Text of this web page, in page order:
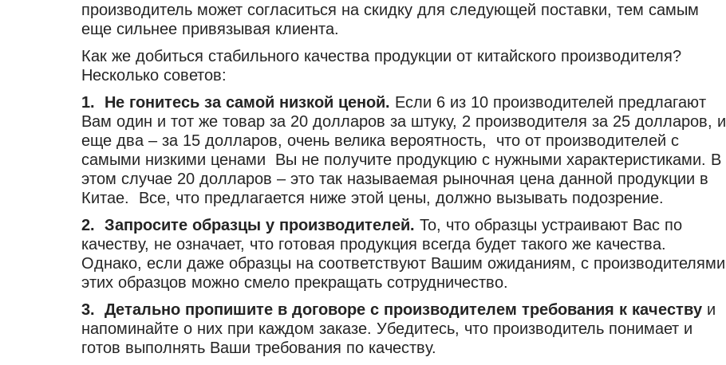
производитель может согласиться на скидку для следующей поставки, тем самым
еще сильнее привязывая клиента.
Как же добиться стабильного качества продукции от китайского производителя?
Несколько советов:
1. Не гонитесь за самой низкой ценой. Если 6 из 10 производителей предлагают
Вам один и тот же товар за 20 долларов за штуку, 2 производителя за 25 долларов, и
еще два – за 15 долларов, очень велика вероятность, что от производителей с
самыми низкими ценами Вы не получите продукцию с нужными характеристиками. В
этом случае 20 долларов – это так называемая рыночная цена данной продукции в
Китае. Все, что предлагается ниже этой цены, должно вызывать подозрение.
2. Запросите образцы у производителей. То, что образцы устраивают Вас по
качеству, не означает, что готовая продукция всегда будет такого же качества.
Однако, если даже образцы на соответствуют Вашим ожиданиям, с производителями
этих образцов можно смело прекращать сотрудничество.
3. Детально пропишите в договоре с производителем требования к качеству и
напоминайте о них при каждом заказе. Убедитесь, что производитель понимает и
готов выполнять Ваши требования по качеству.